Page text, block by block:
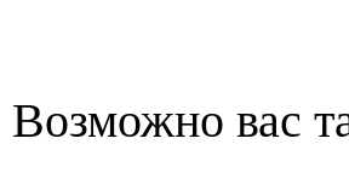
Возможно вас